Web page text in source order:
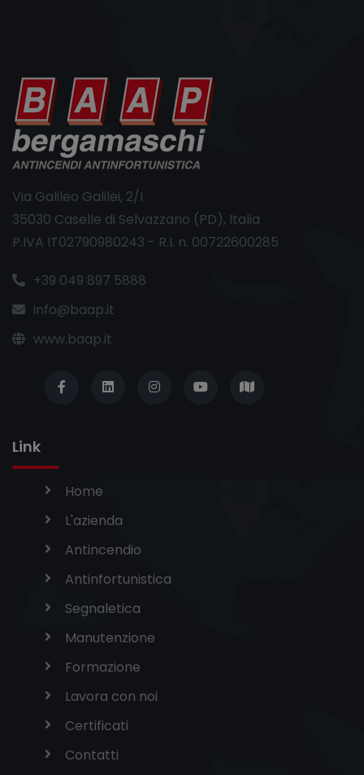
Via Galileo Galilei, 2/I
35030 Caselle di Selvazzano (PD), Italia
P.IVA IT02790980243 - R.I. n. 00722600285
+39 049 897 5888
info@baap.it
www.baap.it
Link
Home
L'azienda
Antincendio
Antinfortunistica
Segnaletica
Manutenzione
Formazione
Lavora con noi
Certificati
Contatti